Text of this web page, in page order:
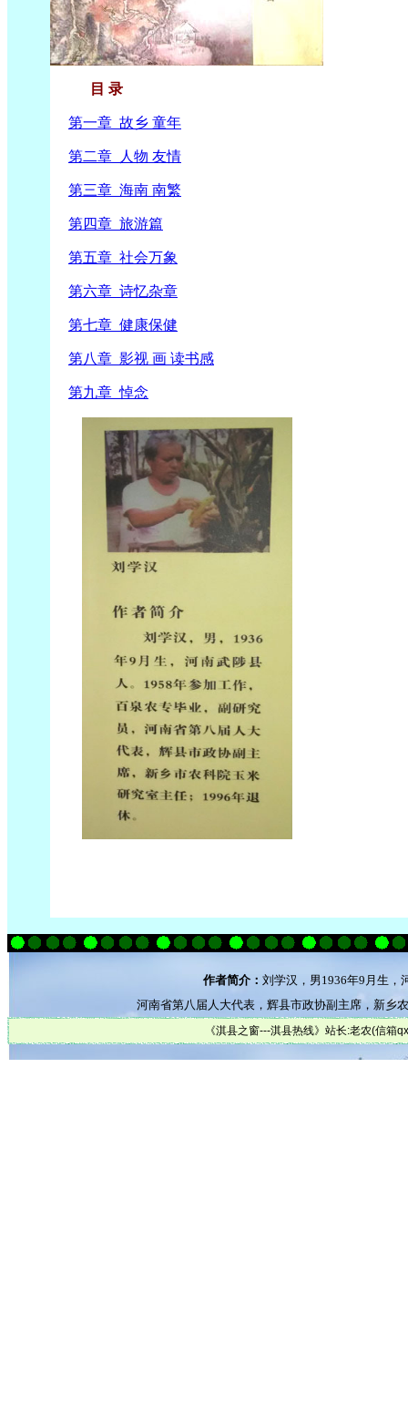
目 录
第一章 故乡 童年
第二章 人物 友情
第三章 海南 南繁
第四章 旅游篇
第五章 社会万象
第六章 诗忆杂章
第七章 健康保健
第八章 影视 画 读书感
第九章 悼念
作者简介： 刘学汉，男1936年9月生，
河南省第八届人大代表，辉县市政协副主席，新乡
《淇县之窗---淇县热线》 站长:老农(信箱